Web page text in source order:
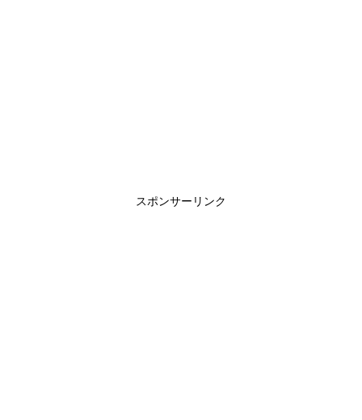
スポンサーリンク